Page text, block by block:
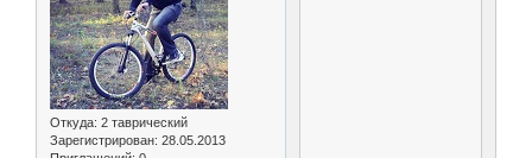
Откуда: 2 таврический
Зарегистрирован: 28.05.2013